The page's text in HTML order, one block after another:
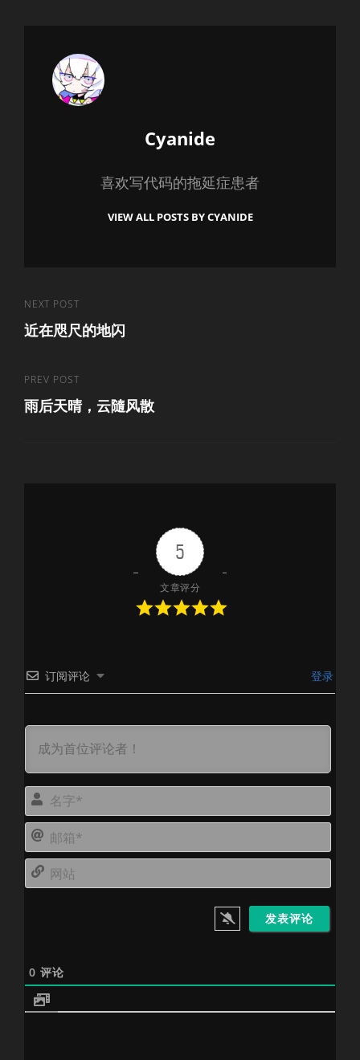
Author:
Cyanide
喜欢写代码的拖延症患者
VIEW ALL POSTS BY CYANIDE
文
章
航
Previous
Post
PREV POST
雨后天晴，云隨风散
Next
Post
NEXT POST
近在咫尺的地闪
5
文章评分
订阅评论 登录
字
箱
站
0 评论